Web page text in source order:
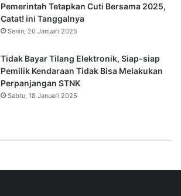
Pemerintah Tetapkan Cuti Bersama 2025,
Catat! ini Tanggalnya
Senin, 20 Januari 2025
Tidak Bayar Tilang Elektronik, Siap-siap
Pemilik Kendaraan Tidak Bisa Melakukan
Perpanjangan STNK
Sabtu, 18 Januari 2025